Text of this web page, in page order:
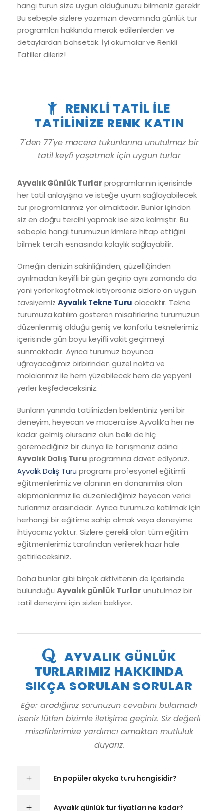
hangi turun size uygun olduğunuzu bilmeniz gerekir.
Bu sebeple sizlere yazımızın devamında günlük tur
programları hakkında merak edilenlerden ve
detaylardan bahsettik. İyi okumalar ve Renkli
Tatiller dileriz!
RENKLI TATIL ILE
TATILINIZE RENK KATIN
7'den 77'ye macera tukunlarına unutulmaz bir
tatil keyfi yaşatmak için uygun turlar
Ayvalık Günlük Turlar programlarının içerisinde
her tatil anlayışına ve isteğe uyum sağlayabilecek
tur programlarımız yer almaktadır. Bunlar içinden
siz en doğru tercihi yapmak ise size kalmıştır. Bu
sebeple hangi turumuzun kimlere hitap ettiğini
bilmek tercih esnasında kolaylık sağlayabilir.
Örneğin denizin sakinliğinden, güzelliğinden
ayrılmadan keyifli bir gün geçirip aynı zamanda da
yeni yerler keşfetmek istiyorsanız sizlere en uygun
tavsiyemiz Ayvalık Tekne Turu olacaktır. Tekne
turumuza katılım gösteren misafirlerine turumuzun
düzenlenmiş olduğu geniş ve konforlu teknelerimiz
içerisinde gün boyu keyifli vakit geçirmeyi
sunmaktadır. Ayrıca turumuz boyunca
uğrayacağımız birbirinden güzel nokta ve
molalarımız ile hem yüzebilecek hem de yepyeni
yerler keşfedeceksiniz.
Bunların yanında tatilinizden beklentiniz yeni bir
deneyim, heyecan ve macera ise Ayvalık’a her ne
kadar gelmiş olursanız olun belki de hiç
göremediğiniz bir dünya ile tanışmanız adına
Ayvalık Dalış Turu programına davet ediyoruz.
Ayvalık Dalış Turu programı profesyonel eğitimli
eğitmenlerimiz ve alanının en donanımlısı olan
ekipmanlarımız ile düzenlediğimiz heyecan verici
turlarımız arasındadır. Ayrıca turumuza katılmak için
herhangi bir eğitime sahip olmak veya deneyime
ihtiyacınız yoktur. Sizlere gerekli olan tüm eğitim
eğitmenlerimiz tarafından verilerek hazır hale
getirileceksiniz.
Daha bunlar gibi birçok aktivitenin de içerisinde
bulunduğu Ayvalık günlük Turlar unutulmaz bir
tatil deneyimi için sizleri bekliyor.
AYVALIK GÜNLÜK
TURLARIMIZ HAKKINDA
SIKÇA SORULAN SORULAR
Eğer aradığınız sorunuzun cevabını bulamadı
iseniz lütfen bizimle iletişime geçiniz. Siz değerli
misafirlerimize yardımcı olmaktan mutluluk
duyarız.
En popüler akyaka turu hangisidir?
Ayvalık günlük tur fiyatları ne kadar?